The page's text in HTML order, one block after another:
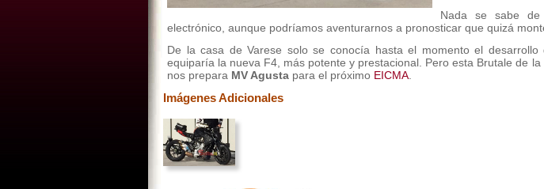
Nada se sabe de
electrónico, aunque podríamos aventurarnos a pronosticar que quizá
De la casa de Varese solo se conocía hasta el momento el
equiparía la nueva F4, más potente y prestacional. Pero esta Brutale de
nos prepara MV Agusta para el próximo EICMA
Imágenes Adicionales